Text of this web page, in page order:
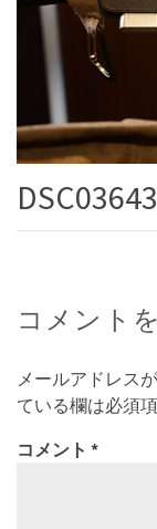
DSC03643
コメント
メールアドレス
ている欄は必須
コメント *